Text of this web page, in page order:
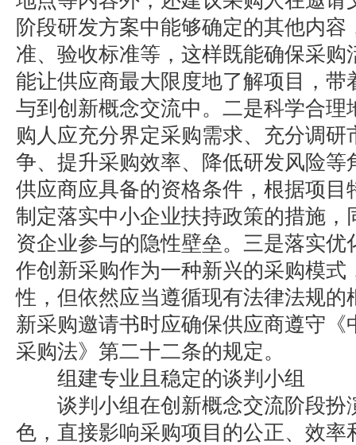
阶段研发方案中能够确定的其他内容
准、验收标准等，这样既能确保采购
能让供应商最大限度地了解项目，带
与到创新概念交流中。二是科学合理
购人应充分界定采购需求、充分调研
争、提升采购效率、降低研发风险等
供应商应具备的资格条件，根据项目
制定落实中小企业扶持政策的措施，
资企业参与的隐性壁垒。三是落实优
作创新采购作为一种新兴的采购模式
性，但依然应当遵循现有法律法规的
新采购邀请书时应确保供应商遵守《
采购法》第二十二条的规定。
组建专业且稳定的谈判小组
谈判小组在创新概念交流阶段扮
色，直接影响采购项目的公正、效率